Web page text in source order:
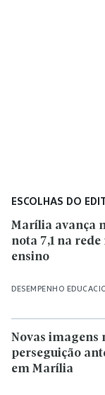
ESCOLHAS DO
DESEMPENHO
Marília avança
nota 7,1 na
ensino
Novas imagens
perseguição
em Marília